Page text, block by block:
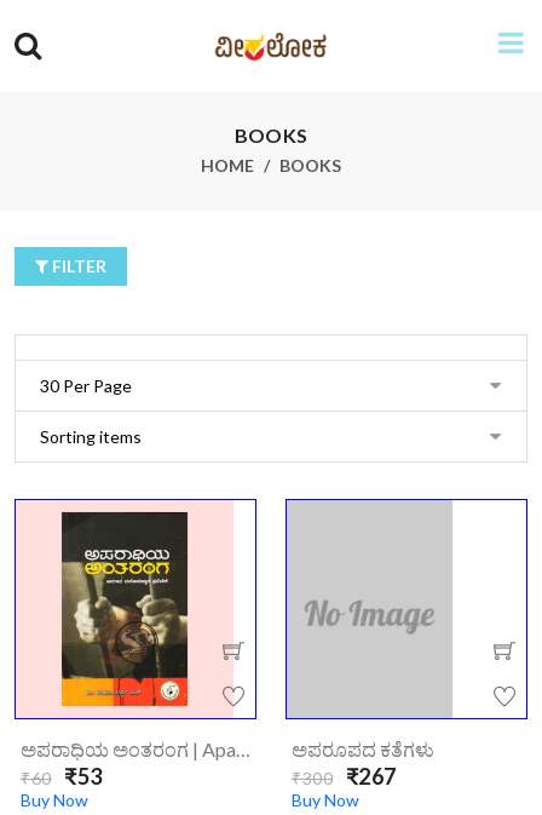
BOOKS
HOME BOOKS
FILTER
ಅಪರಾಧಿಯ ಅಂತರಂಗ | Aparadhiya Antaranga
₹60₹53
Buy Now
ಅಪರೂಪದ ಕತೆಗಳು
₹300 ₹267
Buy Now